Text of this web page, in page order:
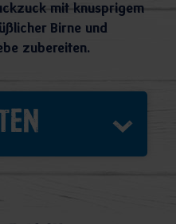
mit knusprigem
Birne und
zubereiten.